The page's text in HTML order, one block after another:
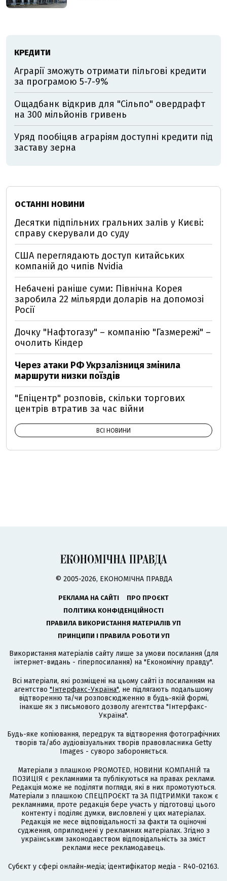
КРЕДИТИ
Аграрії зможуть отримати пільгові кредити
за програмою 5-7-9%
Ощадбанк відкрив для "Сільпо" овердрафт
на 300 мільйонів гривень
Уряд пообіцяв аграріям доступні кредити під
заставу зерна
ОСТАННІ НОВИНИ
Десятки підпільних гральних залів у Києві:
справу скерували до суду
США переглядають доступ китайських
компаній до чипів Nvidia
Небачені раніше суми: Північна Корея
заробила 22 мільярди доларів на допомозі
Росії
Дочку "Нафтогазу" – компанію "Газмережі" –
очолить Кіндер
Через атаки РФ Укрзалізниця змінила
маршрути низки поїздів
"Епіцентр" розповів, скільки торгових
центрів втратив за час війни
ВСІ НОВИНИ
© 2005-2026, ЕКОНОМІЧНА ПРАВДА
РЕКЛАМА НА САЙТІ
ПРО ПРОЄКТ
ПОЛІТИКА КОНФІДЕНЦІЙНОСТІ
ПРАВИЛА ВИКОРИСТАННЯ МАТЕРІАЛІВ УП
ПРИНЦИПИ І ПРАВИЛА РОБОТИ УП
Використання матеріалів сайту лише за умови посилання (для
інтернет-видань - гіперпосилання) на "Економічну правду".
Всі матеріали, які розміщені на цьому сайті із посиланням на
агентство "Інтерфакс-Україна", не підлягають подальшому
відтворенню та/чи розповсюдженню в будь-якій формі,
інакше як з письмового дозволу агентства "Інтерфакс-
Україна".
Будь-яке копіювання, передрук та відтворення фотографічних
творів та/або аудіовізуальних творів правовласника Getty
Images - суворо забороняється.
Матеріали з плашкою PROMOTED, НОВИНИ КОМПАНІЙ та
ПОЗИЦІЯ є рекламними та публікуються на правах реклами.
Редакція може не поділяти погляди, які в них промотуються.
Матеріали з плашкою СПЕЦПРОЄКТ та ЗА ПІДТРИМКИ також є
рекламними, проте редакція бере участь у підготовці цього
контенту і поділяє думки, висловлені у цих матеріалах.
Редакція не несе відповідальності за факти та оціночні
судження, оприлюднені у рекламних матеріалах. Згідно з
українським законодавством відповідальність за зміст
реклами несе рекламодавець.
Cубєкт у сфері онлайн-медіа; ідентифікатор медіа - R40-02163.